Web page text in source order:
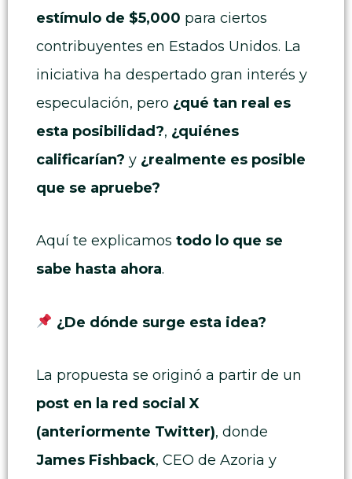
estímulo de $5,000 para ciertos
contribuyentes en Estados Unidos. La
iniciativa ha despertado gran interés y
especulación, pero ¿qué tan real es
esta posibilidad?, ¿quiénes
calificarían? y ¿realmente es posible
que se apruebe?
Aquí te explicamos todo lo que se
sabe hasta ahora.
¿De dónde surge esta idea?
La propuesta se originó a partir de un
post en la red social X
(anteriormente Twitter), donde
James Fishback, CEO de Azoria y